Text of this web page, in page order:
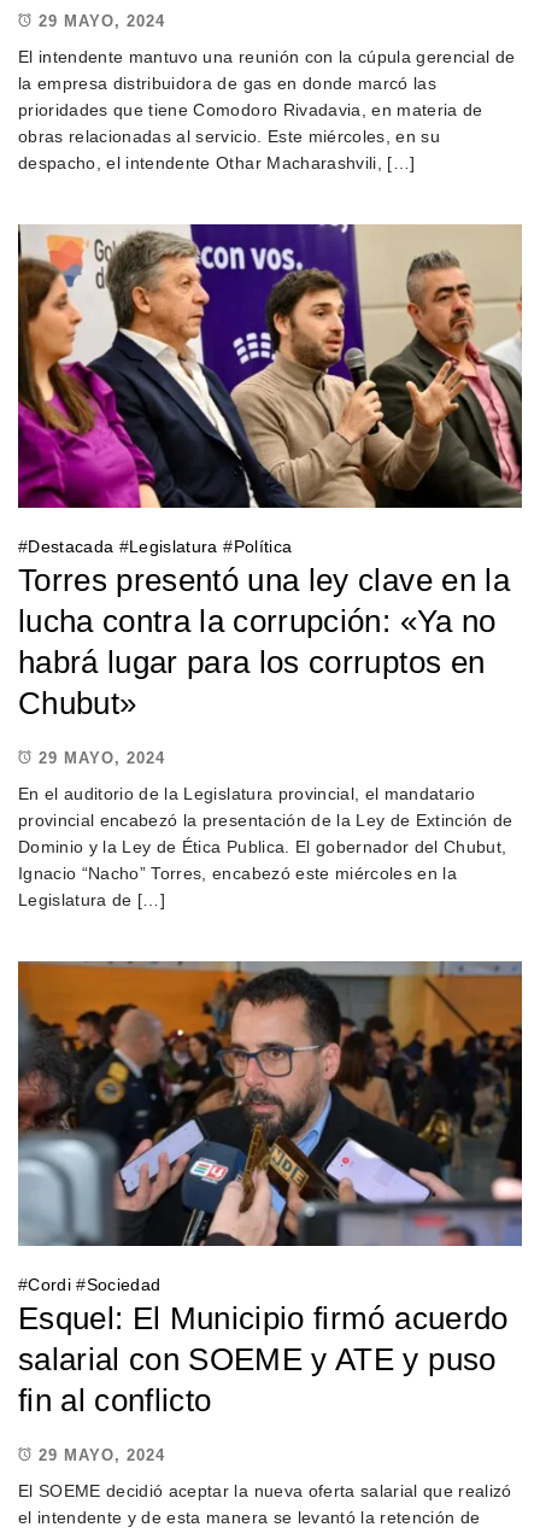
29 MAYO, 2024
El intendente mantuvo una reunión con la cúpula gerencial de
la empresa distribuidora de gas en donde marcó las
prioridades que tiene Comodoro Rivadavia, en materia de
obras relacionadas al servicio. Este miércoles, en su
despacho, el intendente Othar Macharashvili, […]
#Destacada #Legislatura #Política
Torres presentó una ley clave en la
lucha contra la corrupción: «Ya no
habrá lugar para los corruptos en
Chubut»
29 MAYO, 2024
En el auditorio de la Legislatura provincial, el mandatario
provincial encabezó la presentación de la Ley de Extinción de
Dominio y la Ley de Ética Publica. El gobernador del Chubut,
Ignacio “Nacho” Torres, encabezó este miércoles en la
Legislatura de […]
#Cordi #Sociedad
Esquel: El Municipio firmó acuerdo
salarial con SOEME y ATE y puso
fin al conflicto
29 MAYO, 2024
El SOEME decidió aceptar la nueva oferta salarial que realizó
el intendente y de esta manera se levantó la retención de